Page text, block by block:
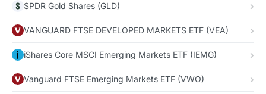
SPDR Gold Shares (GLD)
VANGUARD FTSE DEVELOPED MARKETS ETF (VEA)
iShares Core MSCI Emerging Markets ETF (IEMG)
Vanguard FTSE Emerging Markets ETF (VWO)